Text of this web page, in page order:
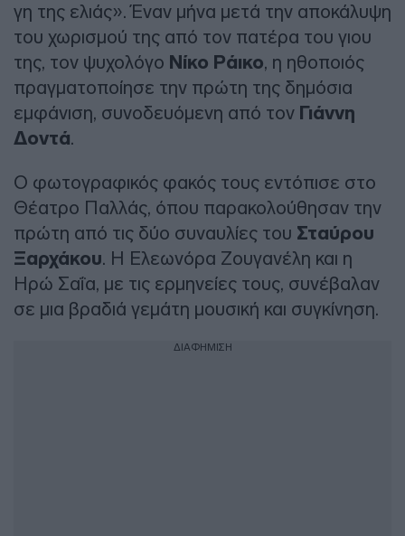
γη της ελιάς». Έναν μήνα μετά την αποκάλυψη
του χωρισμού της από τον πατέρα του γιου
της, τον ψυχολόγο Νίκο Ράικο, η ηθοποιός
πραγματοποίησε την πρώτη της δημόσια
εμφάνιση, συνοδευόμενη από τον Γιάννη
Δοντά.
Ο φωτογραφικός φακός τους εντόπισε στο
Θέατρο Παλλάς, όπου παρακολούθησαν την
πρώτη από τις δύο συναυλίες του Σταύρου
Ξαρχάκου. Η Ελεωνόρα Ζουγανέλη και η
Ηρώ Σαΐα, με τις ερμηνείες τους, συνέβαλαν
σε μια βραδιά γεμάτη μουσική και συγκίνηση.
ΔΙΑΦΗΜΙΣΗ